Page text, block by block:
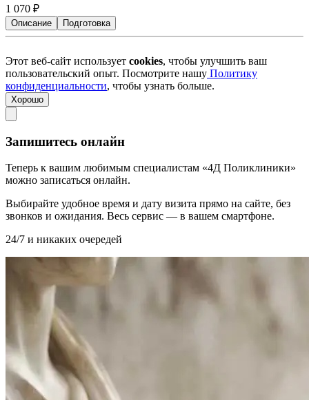
1 070 ₽
Описание Подготовка
Этот веб-сайт использует cookies, чтобы улучшить ваш
пользовательский опыт. Посмотрите нашу Политику
конфиденциальности, чтобы узнать больше.
Хорошо
Запишитесь онлайн
Теперь к вашим любимым специалистам «4Д Поликлиники»
можно записаться онлайн.
Выбирайте удобное время и дату визита прямо на сайте, без
звонков и ожидания. Весь сервис — в вашем смартфоне.
24/7 и никаких очередей